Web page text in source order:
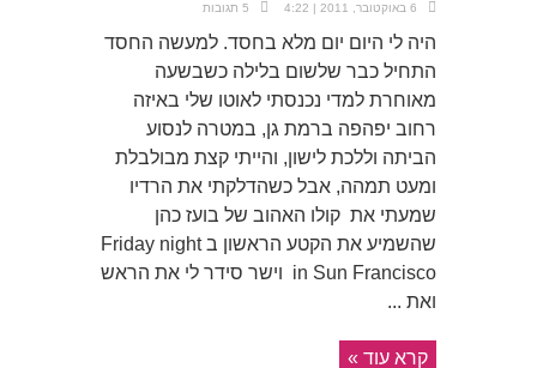
6 באוקטובר, 2011 | 4:22 5 תגובות
היה לי היום יום מלא בחסד. למעשה החסד
התחיל כבר שלשום בלילה כשבשעה
מאוחרת למדי נכנסתי לאוטו שלי באיזה
רחוב יפהפה ברמת גן, במטרה לנסוע
הביתה וללכת לישון, והייתי קצת מבולבלת
ומעט תמהה, אבל כשהדלקתי את הרדיו
שמעתי את קולו האהוב של בועז כהן
שהשמיע את הקטע הראשון ב Friday night
in Sun Francisco וישר סידר לי את הראש
ואת ...
קרא עוד »